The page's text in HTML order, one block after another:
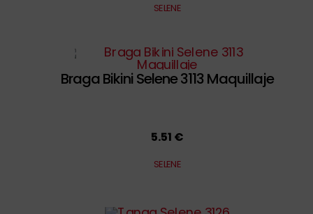
SELENE
Braga Bikini Selene 3113 Maquillaje
5.51 €
SELENE